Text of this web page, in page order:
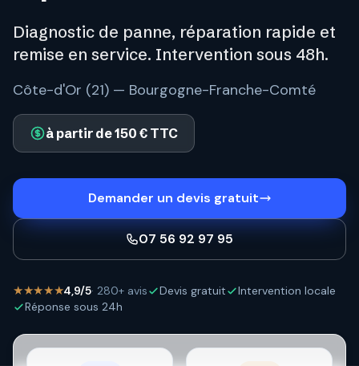
Diagnostic de panne, réparation rapide et
remise en service. Intervention sous 48h.
Côte-d'Or (21) — Bourgogne-Franche-Comté
à partir de 150 € TTC
Demander un devis gratuit
07 56 92 97 95
★★★★★4,9/5· 280+ avis Devis gratuit
Intervention locale
Réponse sous 24h